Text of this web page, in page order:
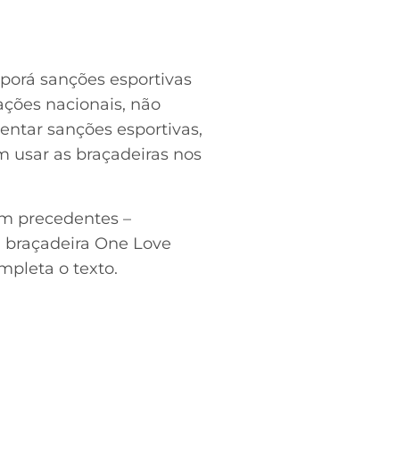
sanções esportivas
nacionais, não
sanções esportivas,
usar as braçadeiras nos
precedentes –
One Love
o texto.